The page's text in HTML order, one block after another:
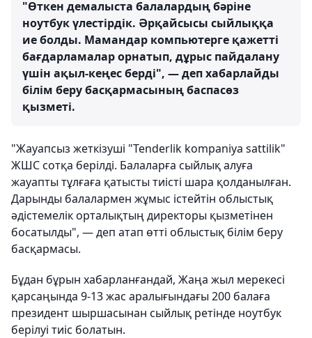
"Өткен демалыста балалардың бәріне
ноутбук үлестірдік. Әрқайсысы сыйлыққа
ие болды. Мамандар компьютерге қажетті
бағдарламалар орнатып, дұрыс пайдалану
үшін ақыл-кеңес берді", — деп хабарлайды
білім беру басқармасының баспасөз
қызметі.
"Жауапсыз жеткізуші "Tenderlik kompaniya sattilik"
ЖШС сотқа берілді. Балаларға сыйлық алуға
жауапты тұлғаға қатысты тиісті шара қолданылған.
Дарынды балалармен жұмыс істейтін облыстық
әдістемелік орталықтың директоры қызметінен
босатылды", — деп атап өтті облыстық білім беру
басқармасы.
Бұдан бұрын хабарланғандай, Жаңа жыл мерекесі
қарсаңында 9-13 жас аралығындағы 200 балаға
президент шыршасынан сыйлық ретінде ноутбук
берілуі тиіс болатын.